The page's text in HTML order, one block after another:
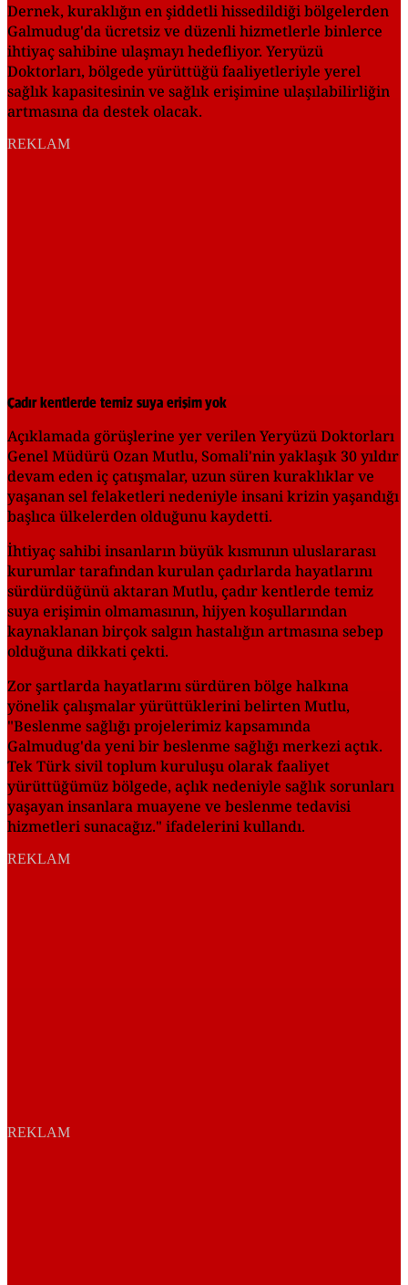
Dernek, kuraklığın en şiddetli hissedildiği bölgelerden
Galmudug'da ücretsiz ve düzenli hizmetlerle binlerce
ihtiyaç sahibine ulaşmayı hedefliyor. Yeryüzü
Doktorları, bölgede yürüttüğü faaliyetleriyle yerel
sağlık kapasitesinin ve sağlık erişimine ulaşılabilirliğin
artmasına da destek olacak.
REKLAM
Çadır kentlerde temiz suya erişim yok
Açıklamada görüşlerine yer verilen Yeryüzü Doktorları
Genel Müdürü Ozan Mutlu, Somali'nin yaklaşık 30 yıldır
devam eden iç çatışmalar, uzun süren kuraklıklar ve
yaşanan sel felaketleri nedeniyle insani krizin yaşandığı
başlıca ülkelerden olduğunu kaydetti.
İhtiyaç sahibi insanların büyük kısmının uluslararası
kurumlar tarafından kurulan çadırlarda hayatlarını
sürdürdüğünü aktaran Mutlu, çadır kentlerde temiz
suya erişimin olmamasının, hijyen koşullarından
kaynaklanan birçok salgın hastalığın artmasına sebep
olduğuna dikkati çekti.
Zor şartlarda hayatlarını sürdüren bölge halkına
yönelik çalışmalar yürüttüklerini belirten Mutlu,
"Beslenme sağlığı projelerimiz kapsamında
Galmudug'da yeni bir beslenme sağlığı merkezi açtık.
Tek Türk sivil toplum kuruluşu olarak faaliyet
yürüttüğümüz bölgede, açlık nedeniyle sağlık sorunları
yaşayan insanlara muayene ve beslenme tedavisi
hizmetleri sunacağız." ifadelerini kullandı.
REKLAM
REKLAM